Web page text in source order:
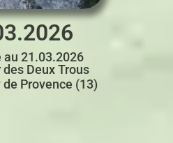
au 21.03.2026
des Deux Trous
Provence (13)